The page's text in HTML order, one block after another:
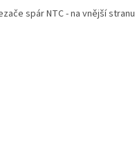
spár NTC - na vnější